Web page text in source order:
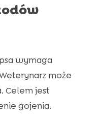
wymaga
może
Celem jest
gojenia.